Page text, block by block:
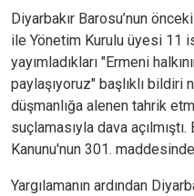
Diyarbakır Barosu’nun
ile Yönetim Kurulu üyesi 11
yayımladıkları "Ermeni
paylaşıyoruz" başlıklı bildiri
düşmanlığa alenen tahrik
suçlamasıyla dava
Kanunu'nun 301.
Yargılamanın ardından